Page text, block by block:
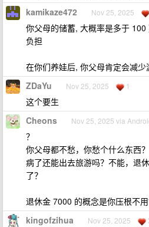
kamikaze472 Nov 25, 2025
你父母的储蓄, 大概率是多于
负担
在你们养娃后, 你父母肯定会减少
ZDaYu Nov 25, 2025 1
这个要生
Cheons Nov 25, 2025 via
？
你父母都不愁，你愁个什么东西？
病了还能出去旅游吗？不能，退
了？
退休金 7000 的概念是你压根不
kingofzihua Nov 25, 2025